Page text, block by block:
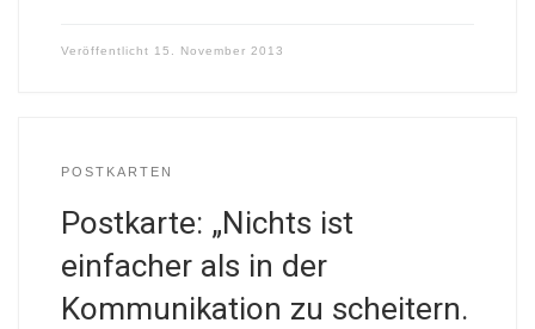
Veröffentlicht 15. November 2013
POSTKARTEN
Postkarte: „Nichts ist
einfacher als in der
Kommunikation zu scheitern.